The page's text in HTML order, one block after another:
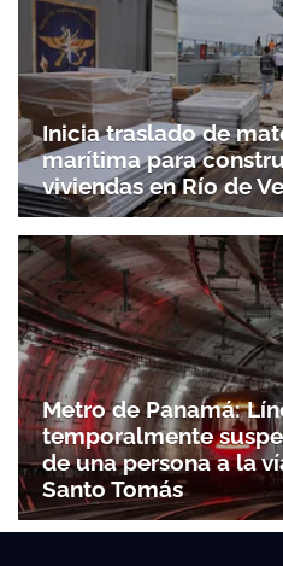
Inicia traslado de
marítima para
viviendas en Río de
Metro de Panamá:
temporalmente
de una persona a la
Santo Tomás